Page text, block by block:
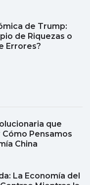
de Trump:
de Riquezas o
Errores?
que
Cómo Pensamos
China
La Economía del